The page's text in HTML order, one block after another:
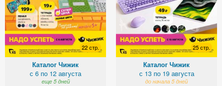
22 стр.
Каталог Чижик
с 6 по 12 августа
еще 5 дней
25 стр.
Каталог Чижик
с 13 по 19 августа
до начала 5 дней